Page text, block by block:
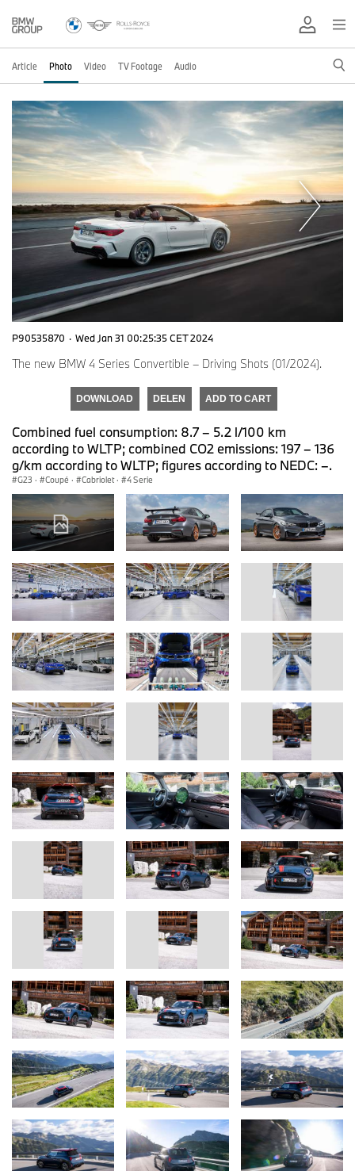
Article Photo Video TV Footage Audio
P90535870 · Wed Jan 31 00:25:35 CET 2024
The new BMW 4 Series Convertible – Driving Shots (01/2024).
DOWNLOAD DELEN ADD TO CART
Combined fuel consumption: 8.7 – 5.2 l/100 km
according to WLTP; combined CO2 emissions: 197 – 136
g/km according to WLTP; figures according to NEDC: –.
G23 · Coupé · Cabriolet · 4 Serie